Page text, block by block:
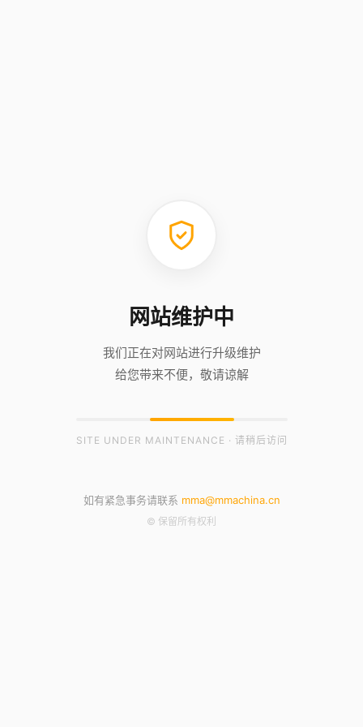
网站维护中
我们正在对网站进行升级维护
给您带来不便，敬请谅解
SITE UNDER MAINTENANCE · 请稍后访问
如有紧急事务请联系 mma@mmachina.cn
© 保留所有权利